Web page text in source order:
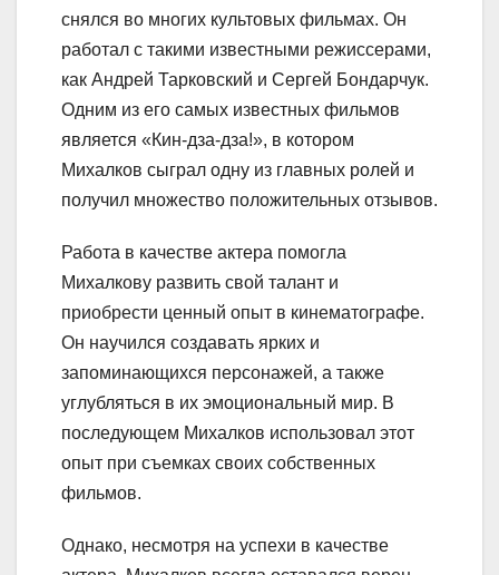
снялся во многих культовых фильмах. Он
работал с такими известными режиссерами,
как Андрей Тарковский и Сергей Бондарчук.
Одним из его самых известных фильмов
является «Кин-дза-дза!», в котором
Михалков сыграл одну из главных ролей и
получил множество положительных отзывов.
Работа в качестве актера помогла
Михалкову развить свой талант и
приобрести ценный опыт в кинематографе.
Он научился создавать ярких и
запоминающихся персонажей, а также
углубляться в их эмоциональный мир. В
последующем Михалков использовал этот
опыт при съемках своих собственных
фильмов.
Однако, несмотря на успехи в качестве